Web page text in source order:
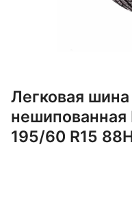
Легковая
нешипованная
195/60 R15